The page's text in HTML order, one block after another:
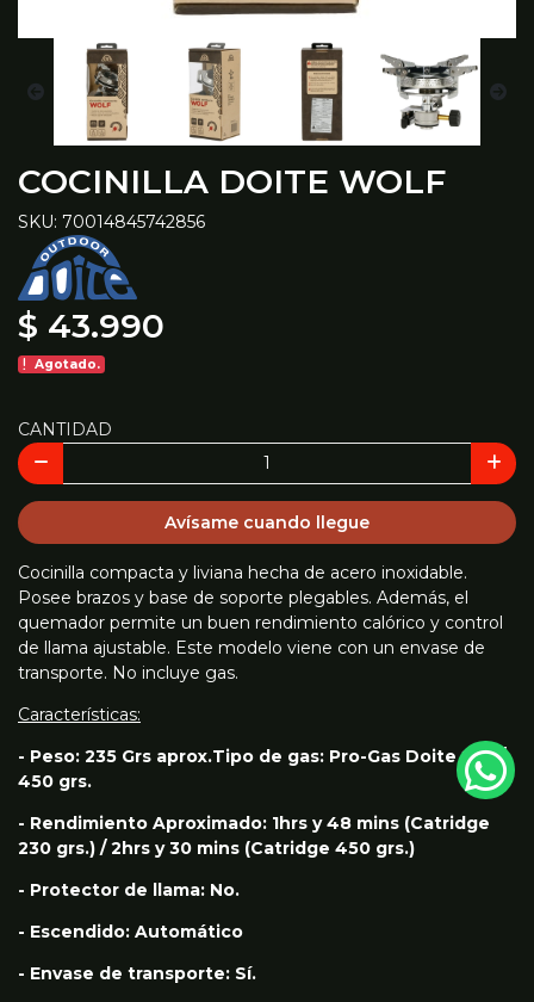
COCINILLA DOITE WOLF
SKU: 70014845742856
$ 43.990
Agotado.
CANTIDAD
Avísame cuando llegue
Cocinilla compacta y liviana hecha de acero inoxidable.
Posee brazos y base de soporte plegables. Además, el
quemador permite un buen rendimiento calórico y control
de llama ajustable. Este modelo viene con un envase de
transporte. No incluye gas.
Características:
- Peso: 235 Grs aprox.Tipo de gas: Pro-Gas Doite 230 /
450 grs.
- Rendimiento Aproximado: 1hrs y 48 mins (Catridge
230 grs.) / 2hrs y 30 mins (Catridge 450 grs.)
- Protector de llama: No.
- Escendido: Automático
- Envase de transporte: Sí.